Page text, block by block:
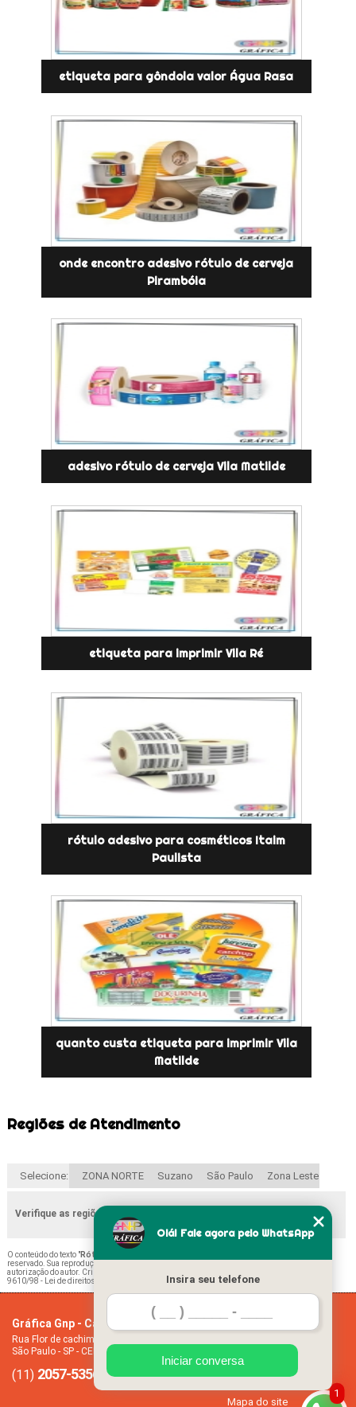
etiqueta para gôndola valor Água Rasa
onde encontro adesivo rótulo de cerveja
Pirambóia
adesivo rótulo de cerveja Vila Matilde
etiqueta para imprimir Vila Ré
rótulo adesivo para cosméticos Itaim
Paulista
quanto custa etiqueta para imprimir Vila
Matilde
Regiões de Atendimento
Selecione: ZONA NORTE Suzano São Paulo Zona Leste
Verifique as regiões que atendemos
O conteúdo do texto "Rótulo Adesivo para Alimentos Preço Pirambóia
reservado. Sua reprodução, parcial ou total, mesmo citando nossos links, é proibida sem a
autorização do autor. Crime de violação de direito autoral – artigo 184 do Código Penal –
9610/98 - Lei de direitos autorais
Gráfica Gnp - Cartão de visita
Rua Flor de cachimbo, 274 - Jardim Santana
São Paulo - SP - CEP: 08050-040
(11) 2057-5356 (11)94612-2445
Missão
Mapa do site
1
Olá! Fale agora pelo WhatsApp
Insira seu telefone
Iniciar conversa